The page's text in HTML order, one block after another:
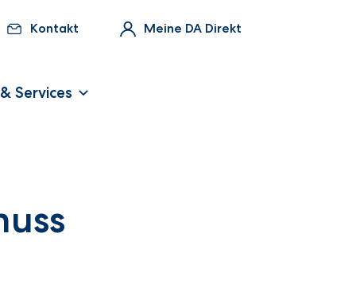
Kontakt Meine DA Direkt
Services